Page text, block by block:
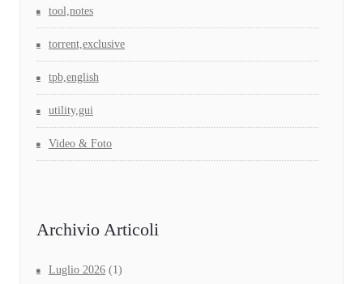
tool,notes
torrent,exclusive
tpb,english
utility,gui
Video & Foto
Archivio Articoli
Luglio 2026 (1)